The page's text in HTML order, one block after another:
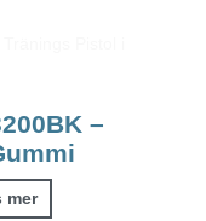
–
mer